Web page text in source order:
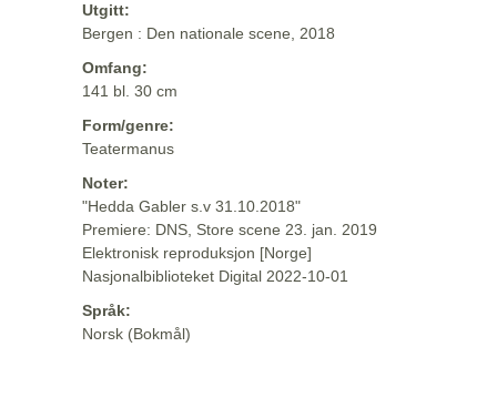
Utgitt:
Bergen : Den nationale scene, 2018
Omfang:
141 bl. 30 cm
Form/genre:
Teatermanus
Noter:
"Hedda Gabler s.v 31.10.2018"
Premiere: DNS, Store scene 23. jan. 2019
Elektronisk reproduksjon [Norge]
Nasjonalbiblioteket Digital 2022-10-01
Språk:
Norsk (Bokmål)